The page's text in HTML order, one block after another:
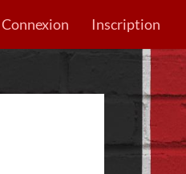
Connexion Inscription